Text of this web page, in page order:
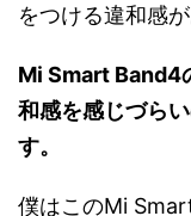
をつける違和感
Mi Smart Band4
和感を感じづら
す。
僕はこのMi